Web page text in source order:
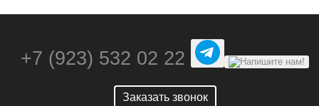
+7 (923) 532 02 22
Заказать звонок